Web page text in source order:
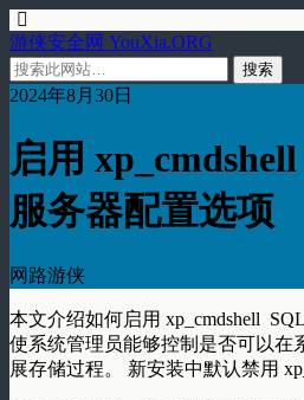
游侠安全网 YouXia.ORG
2024年8月30日
启用
服务器配置选项
网路游侠
本文介绍如何启用 xp_cmdshell
使系统管理员能够控制是否可以在
展存储过程。 新安装中默认禁用